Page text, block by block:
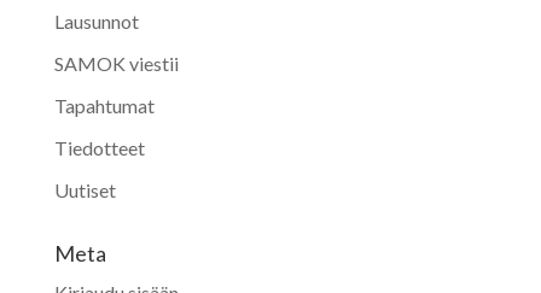
Lausunnot
SAMOK viestii
Tapahtumat
Tiedotteet
Uutiset
Meta